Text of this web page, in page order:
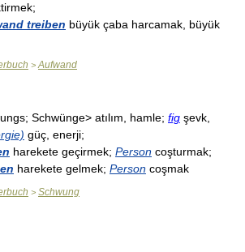
treiben büyük çaba harcamak, büyük
> Aufwand
Schwünge> atılım, hamle; fig şevk,
güç, enerji;
harekete geçirmek; Person coşturmak;
harekete gelmek; Person coşmak
> Schwung